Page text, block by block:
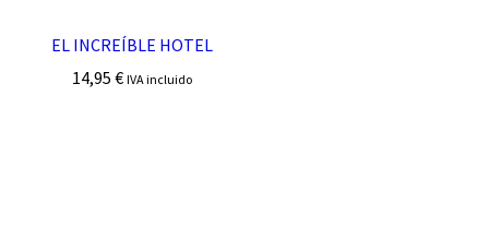
EL INCREÍBLE HOTEL
14,95€ IVA incluido